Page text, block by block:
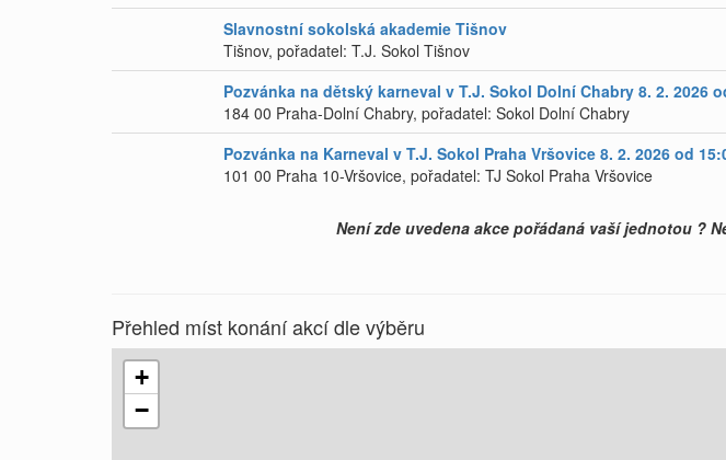
Slavnostní sokolská akademie Tišnov
Tišnov, pořadatel: T.J. Sokol Tišnov
Pozvánka na dětský karneval v T.J. Sokol Dolní Chabry 8. 2. 2026
184 00 Praha-Dolní Chabry, pořadatel: Sokol Dolní Chabry
Pozvánka na Karneval v T.J. Sokol Praha Vršovice 8. 2. 2026 od
101 00 Praha 10-Vršovice, pořadatel: TJ Sokol Praha Vršovice
Není zde uvedena akce pořádaná vaší jednotou ?
Přehled míst konání akcí dle výběru
+
−